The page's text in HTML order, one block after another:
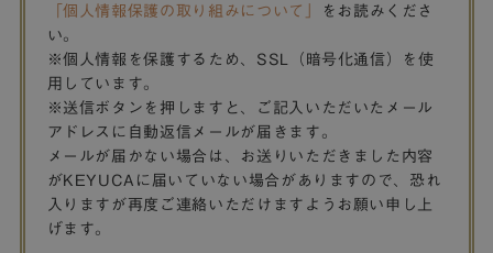
「個人情報保護の取り組みについて」
をお読みくださ
い。
※個人情報を保護するため、SSL（暗号化通信）を使
用しています。
※送信ボタンを押しますと、ご記入いただいたメール
アドレスに自動返信メールが届きます。
メールが届かない場合は、お送りいただきました内容
がKEYUCAに届いていない場合がありますので、恐れ
入りますが再度ご連絡いただけますようお願い申し上
げます。